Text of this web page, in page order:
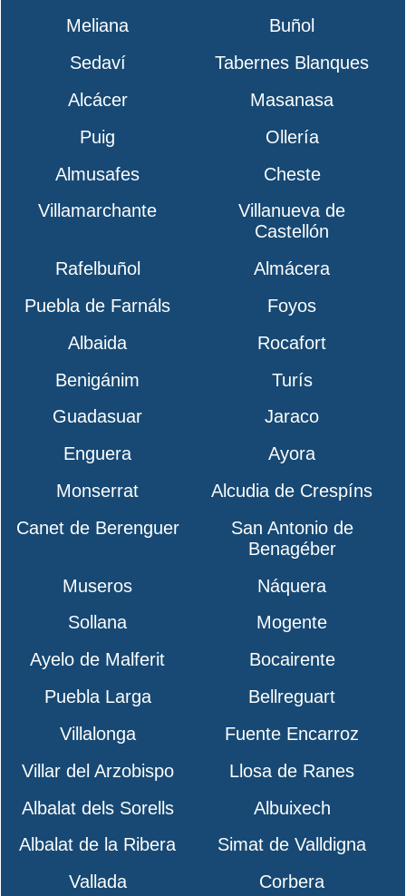
Meliana
Buñol
Sedaví
Tabernes Blanques
Alcácer
Masanasa
Puig
Ollería
Almusafes
Cheste
Villamarchante
Villanueva de
Castellón
Rafelbuñol
Almácera
Puebla de Farnáls
Foyos
Albaida
Rocafort
Benigánim
Turís
Guadasuar
Jaraco
Enguera
Ayora
Monserrat
Alcudia de Crespíns
Canet de Berenguer
San Antonio de
Benagéber
Museros
Náquera
Sollana
Mogente
Ayelo de Malferit
Bocairente
Puebla Larga
Bellreguart
Villalonga
Fuente Encarroz
Villar del Arzobispo
Llosa de Ranes
Albalat dels Sorells
Albuixech
Albalat de la Ribera
Simat de Valldigna
Vallada
Corbera